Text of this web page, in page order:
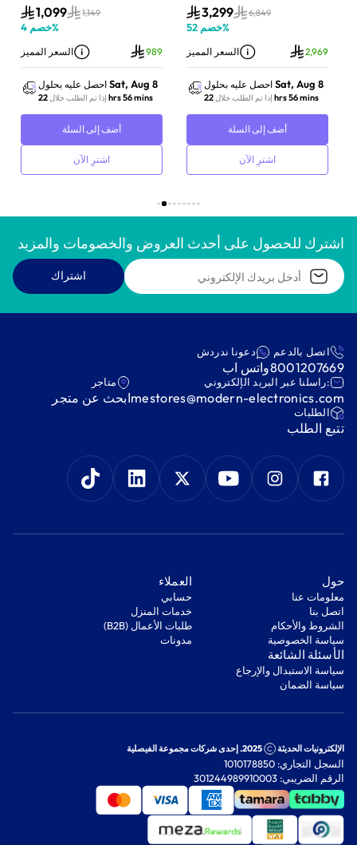
أسود1,099 1,149
خصم 4 %
السعر المميز 989
احصل عليه بحلول Sat, Aug 8
إذا تم الطلب خلال 22 hrs 56 mins
أضف إلى السلة
اشترِ الآن
ونظام Google TV3,299 6,849
خصم 52 %
السعر المميز 2,969
احصل عليه بحلول Sat, Aug 8
إذا تم الطلب خلال 22 hrs 56 mins
أضف إلى السلة
اشترِ الآن
اشترك للحصول على أحدث العروض والخصومات والمزيد
اشتراك
اتصل بالدعم
8001207669
دعونا ندردش
واتس اب
:راسلنا عبر البريد الإلكتروني
mestores@modern-electronics.com
متاجر
ابحث عن متجر
‫الطلبات‬
‫تتبع الطلب‬
‫حول‬
معلومات عنا
اتصل بنا
‫الشروط والأحكام‬
‫سياسة الخصوصية‬
‫العملاء‬
‫حسابي‬
‫خدمات المنزل‬
‫طلبات الأعمال (B2B)‬
مدونات
‫الأسئلة الشائعة‬
‫سياسة الاستبدال والإرجاع‬
‫سياسة الضمان‬
الإلكترونيات الحديثة 2025. إحدى شركات مجموعة الفيصلية
السجل التجاري: 1010178850
الرقم الضريبي: 301244989910003